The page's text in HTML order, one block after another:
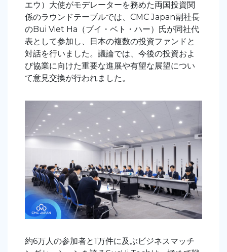
エウ ） 大使がモデレーターを務めた両国投資関
係のラウンドテーブルでは、CMC Japan副社長
のBui Viet Ha （ブイ・ベト・ハー） 氏が同社代
表として参加 し、日本の複数の投資ファンドと
対話を行いました。議論では、今後の投資およ
び協業に向けた重要な進展や有望な展望につい
て意見交換が行われました。
約6万人の参加者と1万件に及ぶビジネスマッチ